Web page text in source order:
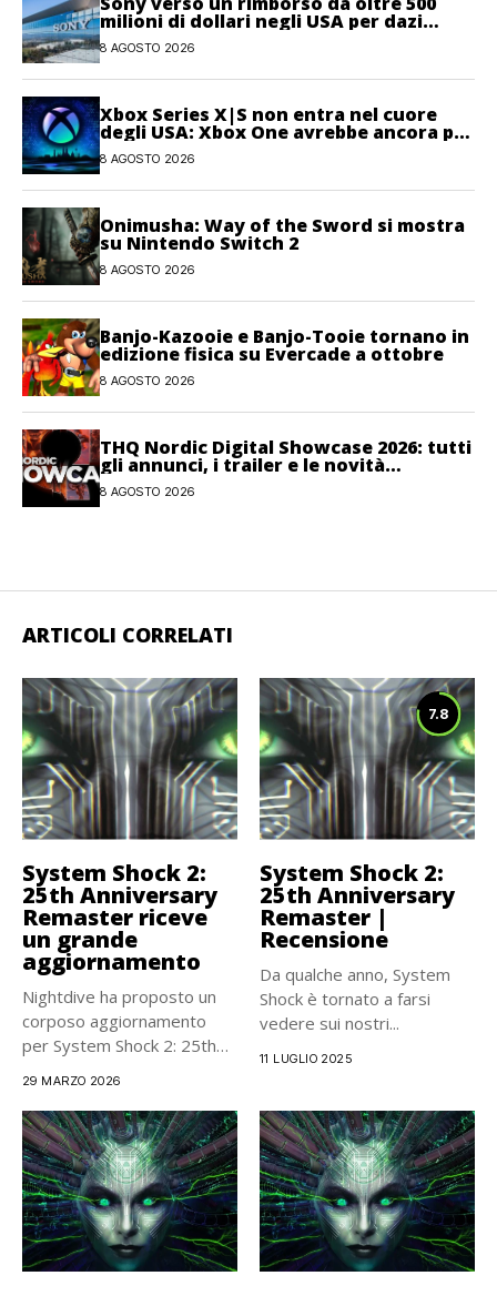
milioni di dollari negli USA per dazi
illegittimi
8 AGOSTO 2026
Xbox Series X|S non entra nel cuore
degli USA: Xbox One avrebbe ancora più
giocatori attivi
8 AGOSTO 2026
Onimusha: Way of the Sword si mostra
su Nintendo Switch 2
8 AGOSTO 2026
Banjo-Kazooie e Banjo-Tooie tornano in
edizione fisica su Evercade a ottobre
8 AGOSTO 2026
THQ Nordic Digital Showcase 2026: tutti
gli annunci, i trailer e le novità
dell’evento
8 AGOSTO 2026
ARTICOLI CORRELATI
System Shock 2:
25th Anniversary
Remaster riceve
un grande
aggiornamento
Nightdive ha proposto un
corposo aggiornamento
per System Shock 2: 25th
29 MARZO 2026
7.8
System Shock 2:
25th Anniversary
Remaster |
Recensione
Da qualche anno, System
Shock è tornato a farsi
vedere sui nostri...
11 LUGLIO 2025